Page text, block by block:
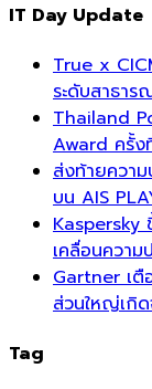
IT Day Update
True x
ระดับสาธา
Thailand
Award ครั้ง
ส่งท้ายความ
บน AIS
Kaspersky
เคลื่อนควา
Gartner เตื
ส่วนใหญ่เกิ
Tag